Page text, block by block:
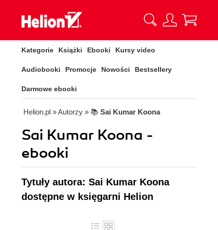
Kategorie Książki Ebooki Kursy video
Audiobooki Promocje Nowości Bestsellery
Darmowe ebooki
Helion.pl » Autorzy » 📚 Sai Kumar Koona
Sai Kumar Koona -
ebooki
Tytuły autora: Sai Kumar Koona
dostępne w księgarni Helion